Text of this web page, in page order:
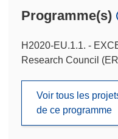
Programme(s)
H2020-EU.1.1. -
Research Council
Voir tous les
de ce programme